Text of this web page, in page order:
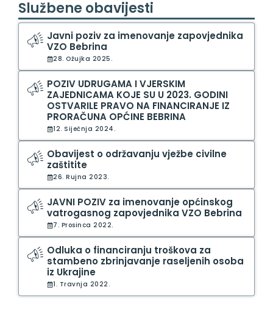
Službene obavijesti
Javni poziv za imenovanje zapovjednika
VZO Bebrina
28. Ožujka 2025.
POZIV UDRUGAMA I VJERSKIM
ZAJEDNICAMA KOJE SU U 2023. GODINI
OSTVARILE PRAVO NA FINANCIRANJE IZ
PRORAČUNA OPĆINE BEBRINA
12. Siječnja 2024.
Obavijest o održavanju vježbe civilne
zaštitite
26. Rujna 2023.
JAVNI POZIV za imenovanje općinskog
vatrogasnog zapovjednika VZO Bebrina
7. Prosinca 2022.
Odluka o financiranju troškova za
stambeno zbrinjavanje raseljenih osoba
iz Ukrajine
1. Travnja 2022.